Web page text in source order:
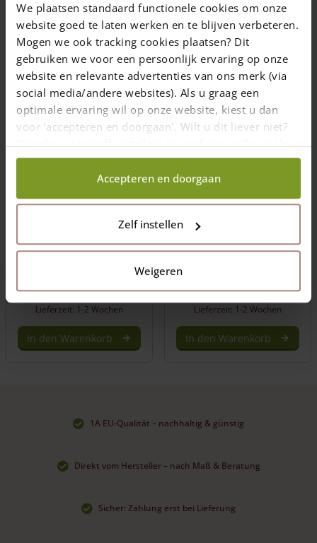
We plaatsen standaard functionele cookies om onze
website goed te laten werken en te blijven verbeteren.
Mogen we ook tracking cookies plaatsen? Dit
gebruiken we voor een persoonlijk ervaring op onze
website en relevante advertenties van ons merk (via
social media/andere websites). Als u graag een
optimale ervaring wil op onze website, kiest u dan
voor ‘accepteren en doorgaan'. Wilt u dit liever niet?
Kies dan voor ‘zelf instellen’ en geef aan welke cookies
wij wel mogen verzamelen.
Accepteren en doorgaan
Zelf instellen
Weigeren
Haselnusszaun
Somme 1 – 150 x 180
cm
Gebrauchsfertiger
Horizontal und vertikal
143,00€
Lieferzeit: 1-2 Wochen
In den Warenkorb
Haselnusszaun
Somme 180 – 180 x
180 cm
Gebrauchsfertiger
Horizontal und vertikal
zu verwenden
162,00€
Lieferzeit: 1-2 Wochen
In den Warenkorb
1A EU-Qualität – nachhaltig & günstig
Direkt vom Hersteller – nach Maß & Beratung
Sicher: Zahlung erst bei Lieferung